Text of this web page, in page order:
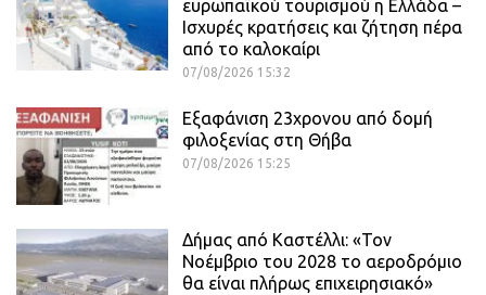
ευρωπαϊκού τουρισμού η Ελλάδα –
Ισχυρές κρατήσεις και ζήτηση πέρα
από το καλοκαίρι
07/08/2026 15:32
Εξαφάνιση 23χρονου από δομή
φιλοξενίας στη Θήβα
07/08/2026 15:25
Δήμας από Καστέλλι: «Τον
Νοέμβριο του 2028 το αεροδρόμιο
θα είναι πλήρως επιχειρησιακό»